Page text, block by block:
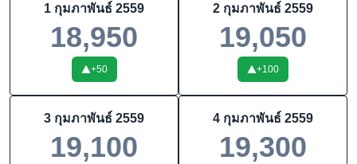
1 กุมภาพันธ์ 2559
18,950
+50
2 กุมภาพันธ์ 2559
19,050
+100
3 กุมภาพันธ์ 2559
19,100
4 กุมภาพันธ์ 2559
19,300